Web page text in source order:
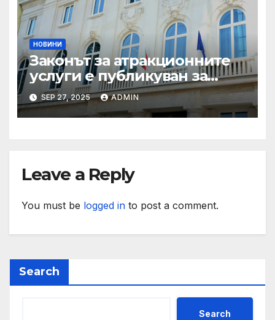
НОВИНИ
Законът за атракционните
услуги е публикуван за
обществено обсъждане
SEP 27, 2025 ADMIN
Leave a Reply
You must be logged in to post a comment.
Search
Search